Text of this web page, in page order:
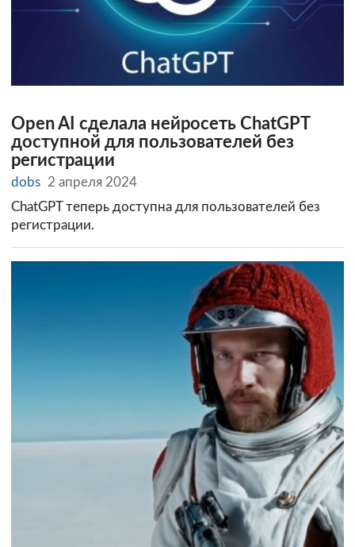
Open AI сделала нейросеть ChatGPT
доступной для пользователей без
регистрации
dobs 2 апреля 2024
ChatGPT теперь доступна для пользователей без
регистрации.